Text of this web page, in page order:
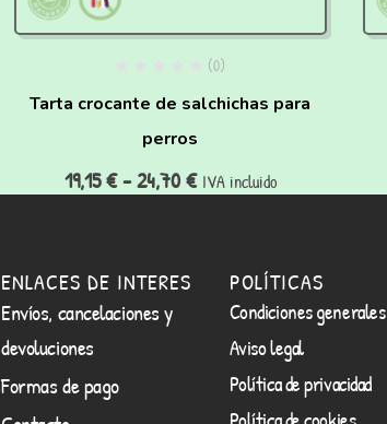
(0)
Tarta crocante de salchichas para
perros
19,15€ - 24,70€ IVA incluido
ENLACES DE INTERES
Envíos, cancelaciones y
devoluciones
Formas de pago
POLÍTICAS
Condiciones generales
Aviso legal
Política de privacidad